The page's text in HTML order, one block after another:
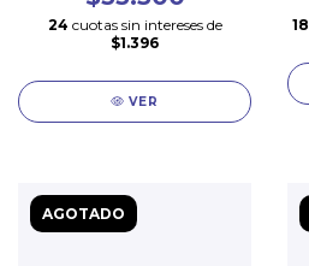
24 cuotas sin intereses de
$1.396
VER
18
AGOTADO